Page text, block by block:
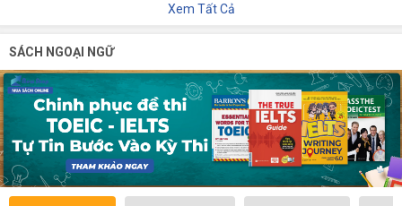
Xem Tất Cả
SÁCH NGOẠI NGỮ